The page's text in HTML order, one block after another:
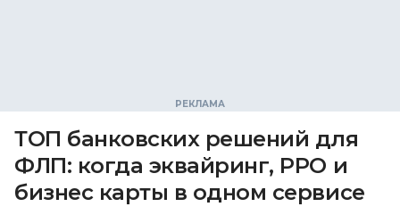
ТОП банковских решений для
ФЛП: когда эквайринг, РРО и
бизнес карты в одном сервисе